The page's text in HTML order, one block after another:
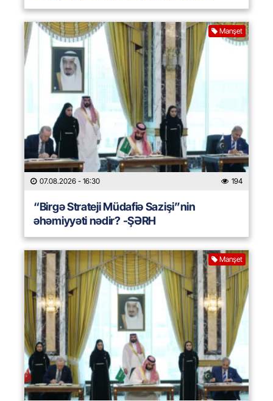
Manşet
07.08.2026 - 16:30 194
“Birgə Strateji Müdafiə Sazişi”nin
əhəmiyyəti nədir? -ŞƏRH
Manşet